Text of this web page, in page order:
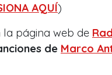
AQUÍ)
la página web de
de Marco